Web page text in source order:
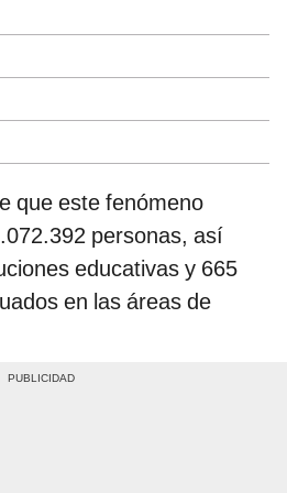
que este fenómeno
personas, así
educativas y 665
en las áreas de